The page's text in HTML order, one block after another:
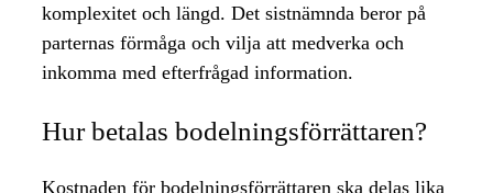
komplexitet och längd. Det sistnämnda beror på
parternas förmåga och vilja att medverka och
inkomma med efterfrågad information.
Hur betalas bodelningsförrättaren?
Kostnaden för bodelningsförrättaren ska delas lika